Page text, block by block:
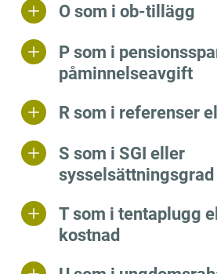
O som i ob-tillägg
P som i
påminnelseavgift
R som i referenser
S som i SGI eller
sysselsättningsgrad
T som i tentaplugg
kostnad